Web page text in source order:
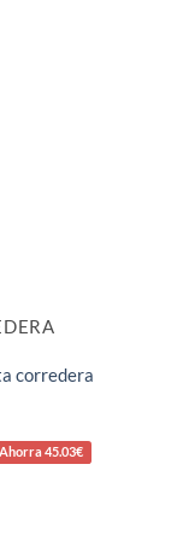
corredera
Ahorra 45.03€